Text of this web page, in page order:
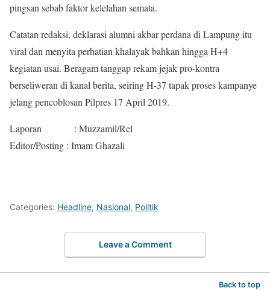
pingsan sebab faktor kelelahan semata.
Catatan redaksi, deklarasi alumni akbar perdana di Lampung itu
viral dan menyita perhatian khalayak bahkan hingga H+4
kegiatan usai. Beragam tanggap rekam jejak pro-kontra
berseliweran di kanal berita, seiring H-37 tapak proses kampanye
jelang pencoblosan Pilpres 17 April 2019.
Laporan : Muzzamil/Rel
Editor/Posting : Imam Ghazali
Categories: Headline, Nasional, Politik
Leave a Comment
Back to top